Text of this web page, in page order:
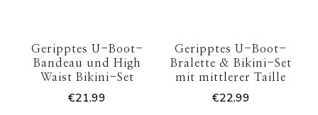
Geripptes U-Boot-
Bandeau und High
Waist Bikini-Set
€21.99
Geripptes U-Boot-
Bralette & Bikini-Set
mit mittlerer Taille
€22.99